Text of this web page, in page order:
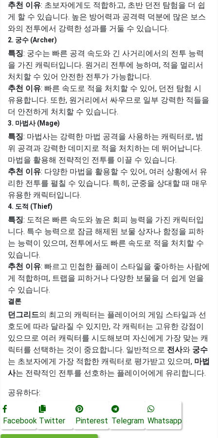
추천 이유: 초보자에게도 적합하고, 초반 던전 탐험을 더 쉽
게 할 수 있습니다. 높은 방어력과 공격력 덕분에 많은 보스
와의 전투에서 강력한 성과를 거둘 수 있습니다.
2. 궁수 (Archer)
특징: 궁수는 빠른 공격 속도와 긴 사거리에서의 전투 능력
을 가진 캐릭터입니다. 원거리 전투에 능하며, 적을 멀리서
처치할 수 있어 안전한 전투가 가능합니다.
추천 이유: 빠른 속도로 적을 처치할 수 있어, 던전 탐험 시
유용합니다. 또한, 원거리에서 싸우므로 일부 강력한 적들을
더 안전하게 처치할 수 있습니다.
3. 마법사 (Mage)
특징: 마법사는 강력한 마법 공격을 사용하는 캐릭터로, 범
위 공격과 강력한 데미지로 적을 처치하는 데 뛰어납니다.
마법을 활용해 전략적인 전투를 이끌 수 있습니다.
추천 이유: 다양한 마법을 활용할 수 있어, 여러 상황에서 유
리한 전투를 펼칠 수 있습니다. 특히, 군중을 상대할 때 매우
유용한 캐릭터입니다.
4. 도적 (Thief)
특징: 도적은 빠른 속도와 높은 회피 능력을 가진 캐릭터입
니다. 특수 능력으로 잠금 해제된 보물 상자나 함정을 피하
는 능력이 있으며, 전투에서도 빠른 속도로 적을 처치할 수
있습니다.
추천 이유: 빠르고 민첩한 플레이 스타일을 좋아하는 사람에
게 적합하며, 트랩을 피하거나 다양한 보물을 더 쉽게 얻을
수 있습니다.
결론
던그리드의 최고의 캐릭터는 플레이어의 게임 스타일과 선
호도에 따라 달라질 수 있지만, 각 캐릭터는 고유한 강점이
있으므로 여러 캐릭터를 시도해보며 자신에게 가장 맞는 캐
릭터를 선택하는 것이 중요합니다. 일반적으로 전사와 궁수
는 초보자에게 가장 적합한 캐릭터로 평가받고 있으며, 마법
사는 전략적인 전투를 선호하는 플레이어에게 유리합니다.
공유하다:
Facebook Twitter Pinterest Telegram Whatsapp